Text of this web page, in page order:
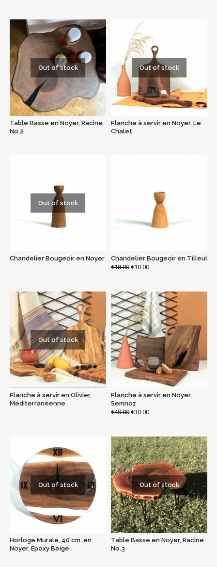
Out of stock
Table Basse en Noyer, Racine
No.2
Out of stock
Planche à servir en Noyer, Le
Chalet
Out of stock
Chandelier Bougeoir en Noyer
Chandelier Bougeoir en Tilleul
€18.00 €10.00
Out of stock
Planche à servir en Olivier,
Méditerranéenne
Planche à servir en Noyer,
Semnoz
€40.00 €30.00
Out of stock
Horloge Murale, 40 cm, en
Noyer, Epoxy Beige
Out of stock
Table Basse en Noyer, Racine
No.3